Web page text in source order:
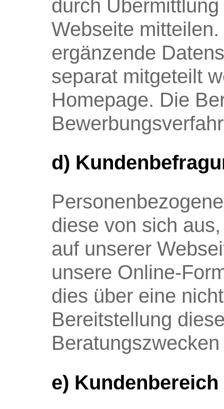
durch
Webseite
ergänzende
separat mitgeteilt
Homepage. Die
d)
diese von sich
auf unserer
unsere Online-
dies über eine
Bereitstellung
e)